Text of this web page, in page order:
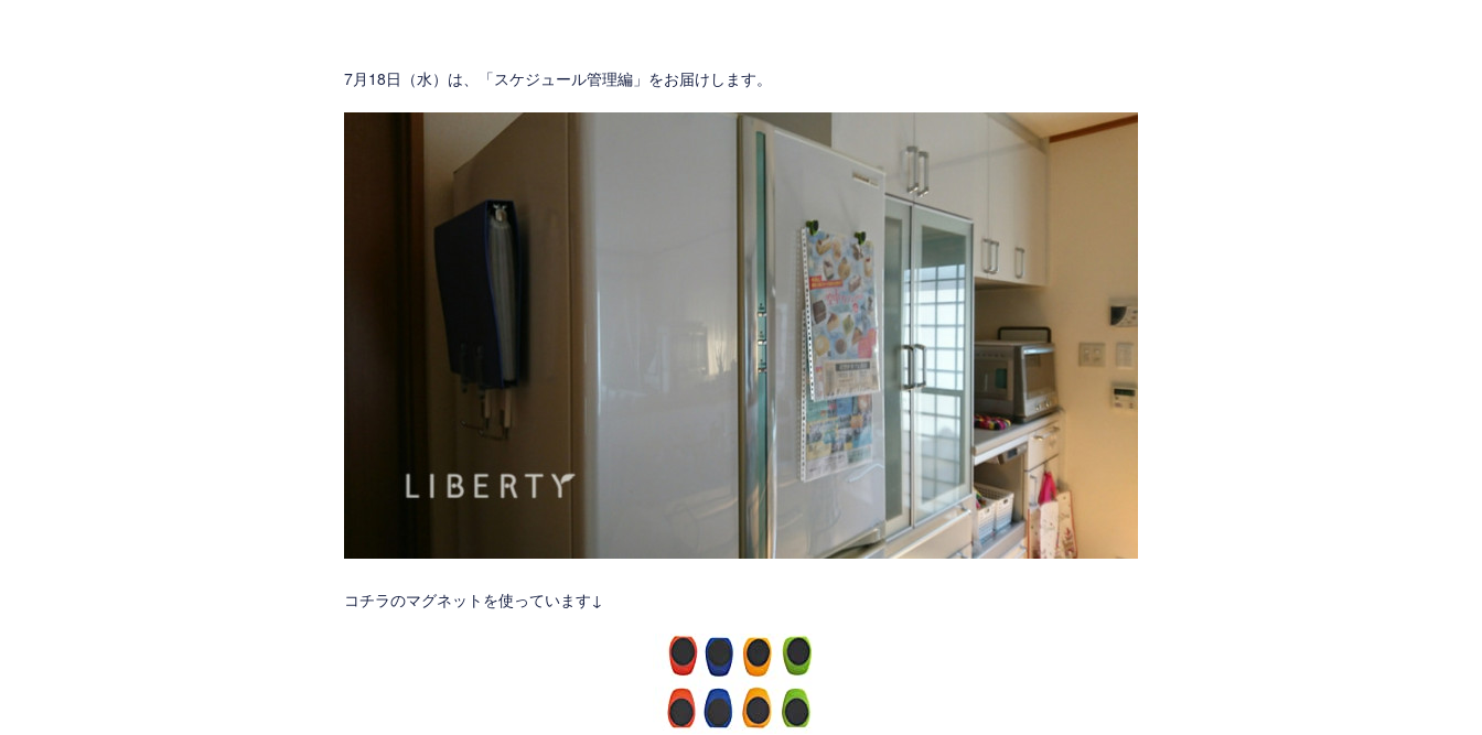
7月18日（水）は、「スケジュール管理編」をお届けします。
コチラのマグネットを使っています↓